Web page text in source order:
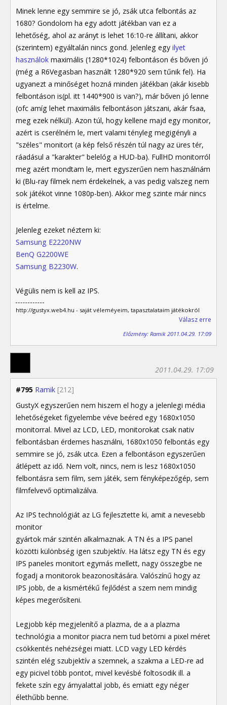
Minek lenne egy semmire se jó, zsák utca felbontás az
1680? Gondolom ha egy adott játékban van ez a
lehetőség, ahol az arányt is lehet 16:10-re állítani, akkor
(szerintem) egyáltalán nincs gond. Jelenleg egy ilyet
használok maximális (1280*1024) felbontáson és bőven jó
(még a R6Vegasban használt 1280*920 sem tűnik fel). Ha
ugyanezt a minőséget hozná minden játékban (akár kisebb
felbontáson is(pl. itt 1440*900 is van?), már bőven jó lenne
(ofc amíg lehet maximális felbontáson játszani, akár fsaa,
meg ezek nélkül). Azon túl, hogy kellene majd egy monitor,
azért is cserélném le, mert valami tényleg megigényli a
"széles" monitort (a kép felső részén túl nagy az üres tér,
ráadásul a "karakter" belelóg a HUD-ba). FullHD monitorról
meg azért mondtam le, mert egyszerűen nem használnám
ki (Blu-ray filmek nem érdekelnek, a vas pedig valszeg nem
sok játékot vinne 1080p-ben). Akkor meg szinte már nincs
is értelme.
Jelenleg ezeket néztem ki:
Samsung E2220NW
BenQ G2200WE
Samsung B2230W.
Végülis nem is kell az IPS.
http://gustyx.web4.hu - saját véleméyeim, tapasztalataim játékokról
Válasz erre
Előzmény: Ramik 2011.04.29. 17:09
#795 Ramik [212]
2011.04.29. 17:09
GustyX egyszerűen nem hiszem el hogy a jelenlegi média
lehetőségeket figyelembe véve beéred egy 1680x1050
monitorral. Mivel az LCD, LED, monitorokat csak nativ
felbontásban érdemes használni, 1680x1050 felbontás egy
semmire se jó, zsák utca. Ezen a felbontáson egyszerűen
átlépett az idő. Nem volt, nincs, nem is lesz 1680x1050
felbontásra sem film, sem játék, sem fényképezőgép, sem
filmfelvevő optimalizálva.
Az IPS technológiát az LG fejlesztette ki, amit a nevesebb
monitor
gyártok már szintén alkalmaznak. A TN és a IPS panel
közötti különbség igen szubjektív. Ha látsz egy TN és egy
IPS paneles monitort egymás mellett, nagy összegbe ne
fogadj a monitorok beazonosítására. Valószínű hogy az
IPS jobb, de a kismértékű fejlődést a szem nem mindig
képes megerősíteni.
Legjobb kép megjelenítő a plazma, de a a plazma
technológia a monitor piacra nem tud betörni a pixel méret
csökkentés nehézségei miatt. LCD vagy LED kérdés
szintén elég szubjektív a szemnek, a szakma a LED-re ad
egy picivel több pontot, mivel kevésbé foltosodik ill. a
fekete szín egy árnyalattal jobb, és emiatt egy néger
élethűbb benne.